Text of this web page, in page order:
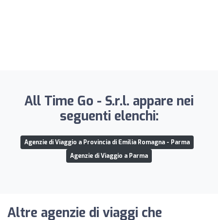
All Time Go - S.r.l. appare nei
seguenti elenchi:
Agenzie di Viaggio a Provincia di Emilia Romagna - Parma
Agenzie di Viaggio a Parma
Altre agenzie di viaggi che